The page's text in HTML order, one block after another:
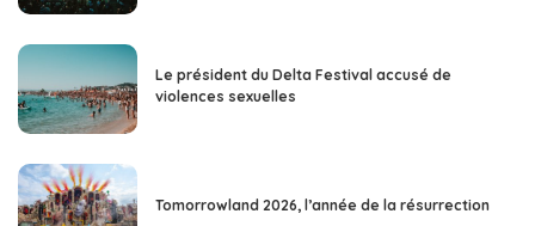
Le président du Delta Festival accusé de
violences sexuelles
Tomorrowland 2026, l’année de la résurrection